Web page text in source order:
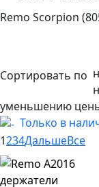
Remo Scorpion
Сортировать по
уменьшению
Только в
1234ДальшеВсе